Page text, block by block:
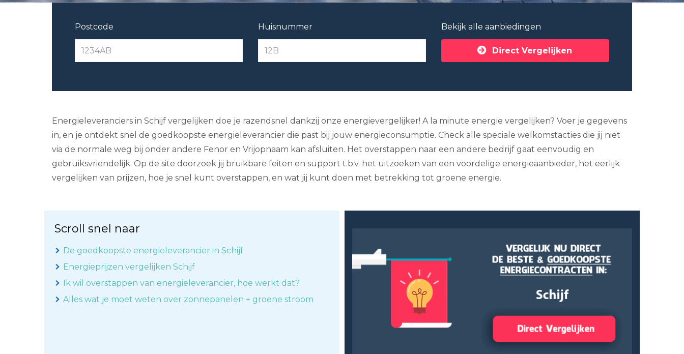
Postcode Huisnummer Bekijk alle aanbiedingen
Direct Vergelijken
Energieleveranciers in Schijf vergelijken doe je razendsnel dankzij onze energievergelijker! A la minute energie vergelijken? Voer je gegevens
in, en je ontdekt snel de goedkoopste energieleverancier die past bij jouw energieconsumptie. Check alle speciale welkomstacties die jij niet
via de normale weg bij onder andere Fenor en Vrijopnaam kan afsluiten. Het overstappen naar een andere bedrijf gaat eenvoudig en
gebruiksvriendelijk. Op de site doorzoek jij bruikbare feiten en support t.b.v. het uitzoeken van een voordelige energieaanbieder, het eerlijk
vergelijken van prijzen, hoe je snel kunt overstappen, en wat jij kunt doen met betrekking tot groene energie.
Scroll snel naar
De goedkoopste energieleverancier in Schijf
Energieprijzen vergelijken Schijf
Ik wil overstappen van energieleverancier, hoe werkt dat?
Alles wat je moet weten over zonnepanelen + groene stroom